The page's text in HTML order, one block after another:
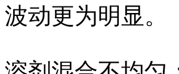
波动更为明显。